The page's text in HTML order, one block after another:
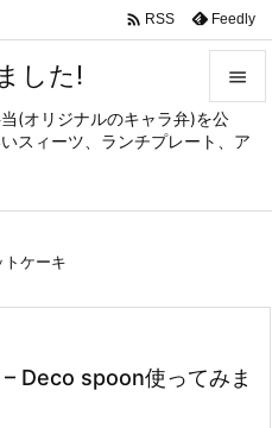
した!
(オリジナルのキャラ弁)を公
スィーツ、ランチプレート、ア


メニュ
サイド


検索
 RSS Feedly
トケーキ
Deco spoon使ってみま